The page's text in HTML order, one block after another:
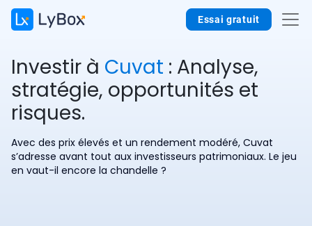
Essai gratuit
Investir à Cuvat : Analyse,
stratégie, opportunités et
risques.
Avec des prix élevés et un rendement modéré, Cuvat
s’adresse avant tout aux investisseurs patrimoniaux. Le jeu
en vaut-il encore la chandelle ?